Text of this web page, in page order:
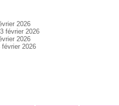
2026
février 2026
2026
2026